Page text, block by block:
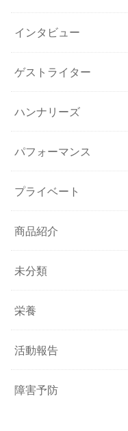
インタビュー
ゲストライター
ハンナリーズ
パフォーマンス
プライベート
商品紹介
未分類
栄養
活動報告
障害予防